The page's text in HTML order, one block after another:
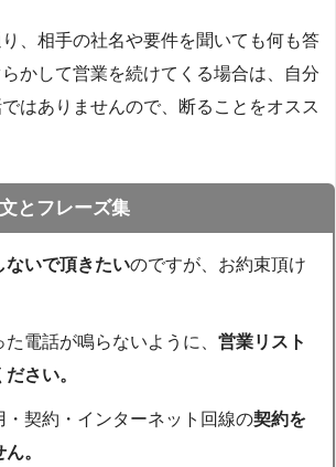
、相手の社名や要件を聞いても何も答
かして営業を続けてくる場合は、自分
はありませんので、断ることをオスス
とフレーズ集
ないで頂きたいのですが、お約束頂け
た電話が鳴らないように、営業リスト
さい。
・契約・インターネット回線の契約を
。